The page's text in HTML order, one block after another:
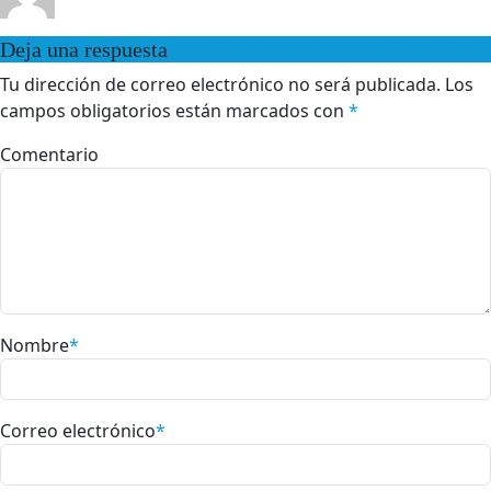
Deja una respuesta
Tu dirección de correo electrónico no será publicada. Los
campos obligatorios están marcados con *
Comentario
Nombre*
Correo electrónico*